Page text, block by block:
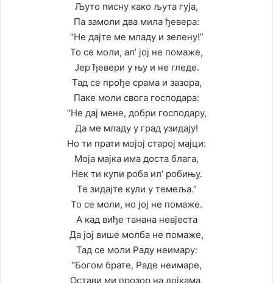
Љуто писну како љута гуја,
Па замоли два мила ђевера:
“Не дајте ме младу и зелену!”
То се моли, ал’ јој не помаже,
Јер ђевери у њу и не гледе.
Тад се прође срама и зазора,
Паке моли свога господара:
“Не дај мене, добри господару,
Да ме младу у град узидају!
Но ти прати мојој старој мајци:
Моја мајка има доста блага,
Нек ти купи роба ил’ робињу.
Те зидајте кули у темеља.”
То се моли, но јој не помаже.
А кад виђе танана невјеста
Да јој више молба не помаже,
Тад се моли Раду неимару:
“Богом брате, Раде неимаре,
Остави ми прозор на дојкама,